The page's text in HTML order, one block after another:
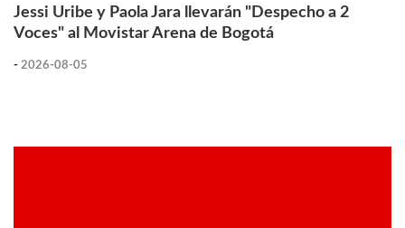
Jessi Uribe y Paola Jara llevarán "Despecho a 2
Voces" al Movistar Arena de Bogotá
- 2026-08-05